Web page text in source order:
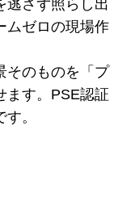
逃さず照らし出
ムゼロの現場作
そのものを「プ
ます。PSE認証
。